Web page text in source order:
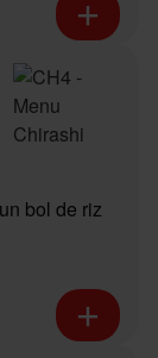
bol de riz